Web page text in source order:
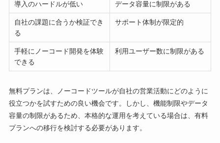
導入のハードルが低い データ容量に制限がある
自社の課題に合うか検証でき
る
サポート体制が限定的
手軽にノーコード開発を体験
できる
利用ユーザー数に制限がある
無料プランは、ノーコードツールが自社の営業活動にどのように
役立つかを試すための良い機会です。しかし、機能制限やデータ
容量の制限があるため、本格的な運用を考えている場合は、有料
プランへの移行を検討する必要があります。